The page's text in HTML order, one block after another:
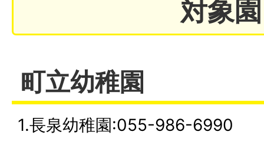
対象園
町立幼稚園
1.長泉幼稚園:055-986-6990